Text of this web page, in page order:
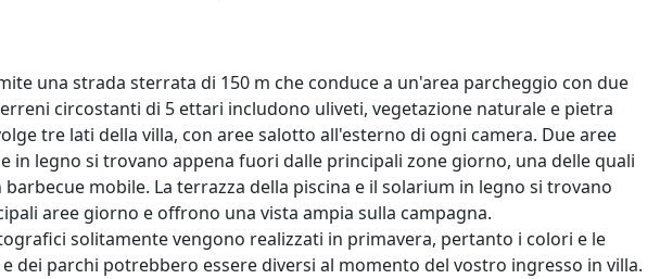
una strada sterrata di 150 m che conduce a un'area parcheggio con due
circostanti di 5 ettari includono uliveti, vegetazione naturale e pietra
tre lati della villa, con aree salotto all'esterno di ogni camera. Due aree
in legno si trovano appena fuori dalle principali zone giorno, una delle quali
mobile. La terrazza della piscina e il solarium in legno si trovano
aree giorno e offrono una vista ampia sulla campagna.
solitamente vengono realizzati in primavera, pertanto i colori e le
dei parchi potrebbero essere diversi al momento del vostro ingresso in villa.